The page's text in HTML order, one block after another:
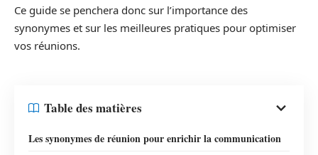
Ce guide se penchera donc sur l’importance des
synonymes et sur les meilleures pratiques pour optimiser
vos réunions.
Table des matières
Les synonymes de réunion pour enrichir la communication